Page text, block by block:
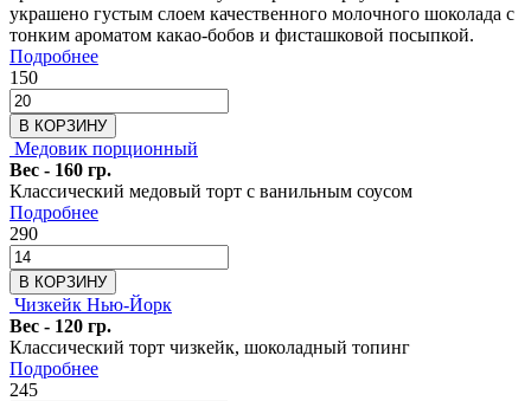
украшено густым слоем качественного молочного шоколада с
тонким ароматом какао-бобов и фисташковой посыпкой.
Подробнее
150
В КОРЗИНУ
Медовик порционный
Вес - 160 гр.
Классический медовый торт с ванильным соусом
Подробнее
290
В КОРЗИНУ
Чизкейк Нью-Йорк
Вес - 120 гр.
Классический торт чизкейк, шоколадный топинг
Подробнее
245